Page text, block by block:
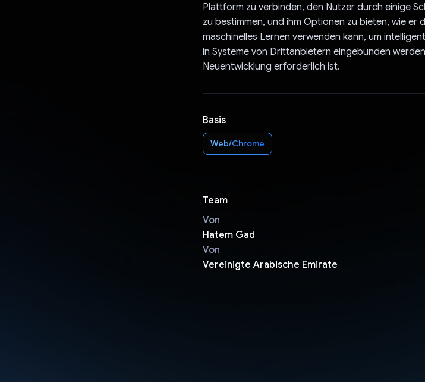
Plattform zu verbinden, den Nutzer durch einige
zu bestimmen, und ihm Optionen zu bieten, wie er
maschinelles Lernen verwenden kann, um
in Systeme von Drittanbietern eingebunden
Neuentwicklung erforderlich ist.
Basis
Web/Chrome
Team
Von
Hatem Gad
Von
Vereinigte Arabische Emirate